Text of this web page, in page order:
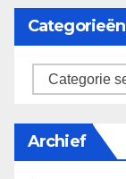
Categorieën
categorieën
Archief